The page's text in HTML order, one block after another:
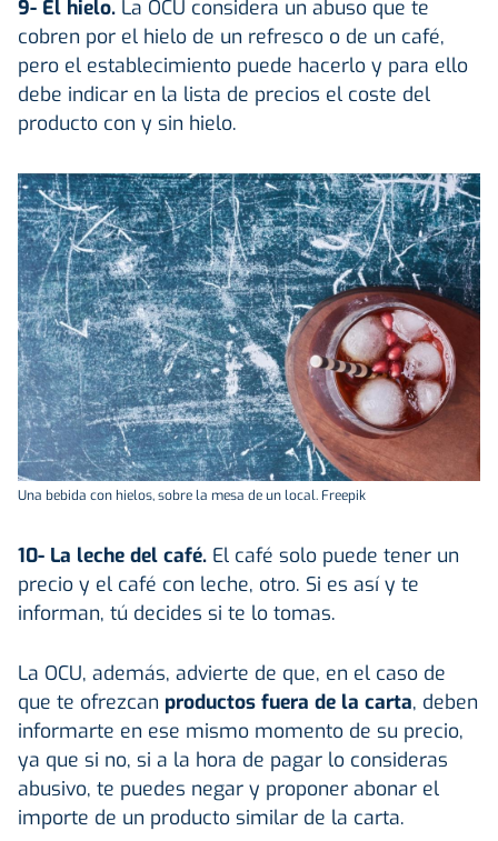
9- El hielo. La OCU considera un abuso que te
cobren por el hielo de un refresco o de un café,
pero el establecimiento puede hacerlo y para ello
debe indicar en la lista de precios el coste del
producto con y sin hielo.
Una bebida con hielos, sobre la mesa de un local. Freepik
10- La leche del café. El café solo puede tener un
precio y el café con leche, otro. Si es así y te
informan, tú decides si te lo tomas.
La OCU, además, advierte de que, en el caso de
que te ofrezcan productos fuera de la carta, deben
informarte en ese mismo momento de su precio,
ya que si no, si a la hora de pagar lo consideras
abusivo, te puedes negar y proponer abonar el
importe de un producto similar de la carta.